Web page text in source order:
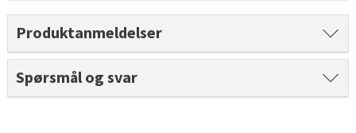
Bli inspirert av nye fargepaletter fra Årets Farge 2026!
Tarkett Shade Eik Soft Beige Parkett
Produktanmeldelser
Spørsmål og svar